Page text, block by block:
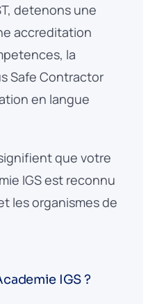
detenons une
accreditation
la
Safe Contractor
en langue
que votre
IGS est reconnu
les organismes de
IGS ?